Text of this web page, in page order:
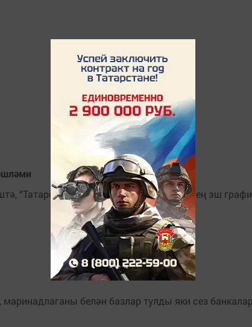
“Татарстан почтасы” элемтә хезмәтенең эш
белән базлар тулды яки сез